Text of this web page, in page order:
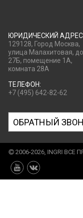
ЮРИДИЧЕСКИЙ
129128, Город Москва,
улица Малахитовая,
27Б, помещение 1А,
комната 28А
ТЕЛЕФОН:
+7 (495) 642-82-62
ОБРАТНЫЙ
2006-2026, INGRI